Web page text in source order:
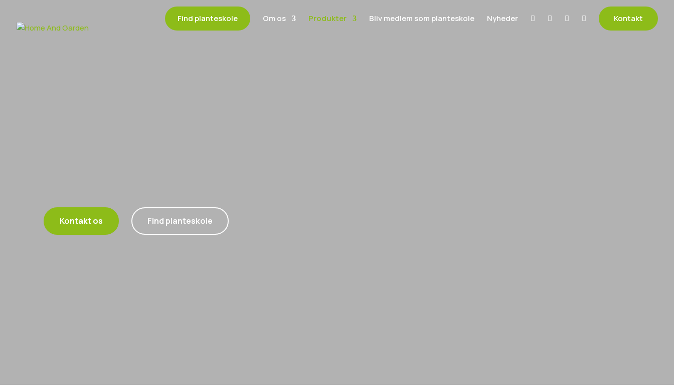
Find planteskole Om os Produkter Bliv medlem som planteskole Nyheder Kontakt
Kontakt os Find planteskole